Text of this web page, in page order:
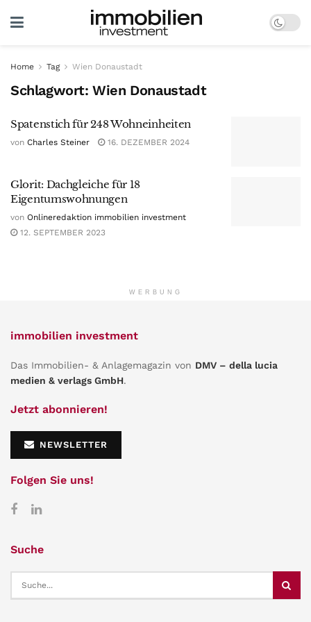
Home Tag Wien Donaustadt
Schlagwort:Wien Donaustadt
Spatenstich für 248 Wohneinheiten
von Charles Steiner 16. DEZEMBER 2024
Glorit: Dachgleiche für 18
Eigentumswohnungen
von Onlineredaktion immobilien investment
12. SEPTEMBER 2023
WERBUNG
immobilien investment
Das Immobilien- & Anlagemagazin von DMV – della lucia
medien & verlags GmbH.
Jetzt abonnieren!
NEWSLETTER
Folgen Sie uns!
Suche